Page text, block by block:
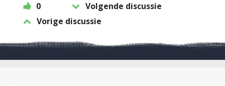
0
Volgende discussie
Vorige discussie